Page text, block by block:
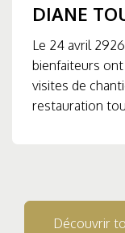
DIANE
Le 24 avril
bienfaiteurs
visites de
restauration
Découvrir